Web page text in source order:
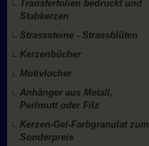
Transferfolien bedruckt und
Stabkerzen
Strasssteine - Strassblüten
Kerzenbücher
Motivlocher
Anhänger aus Metall,
Perlmutt oder Filz
Kerzen-Gel-Farbgranulat zum
Sonderpreis